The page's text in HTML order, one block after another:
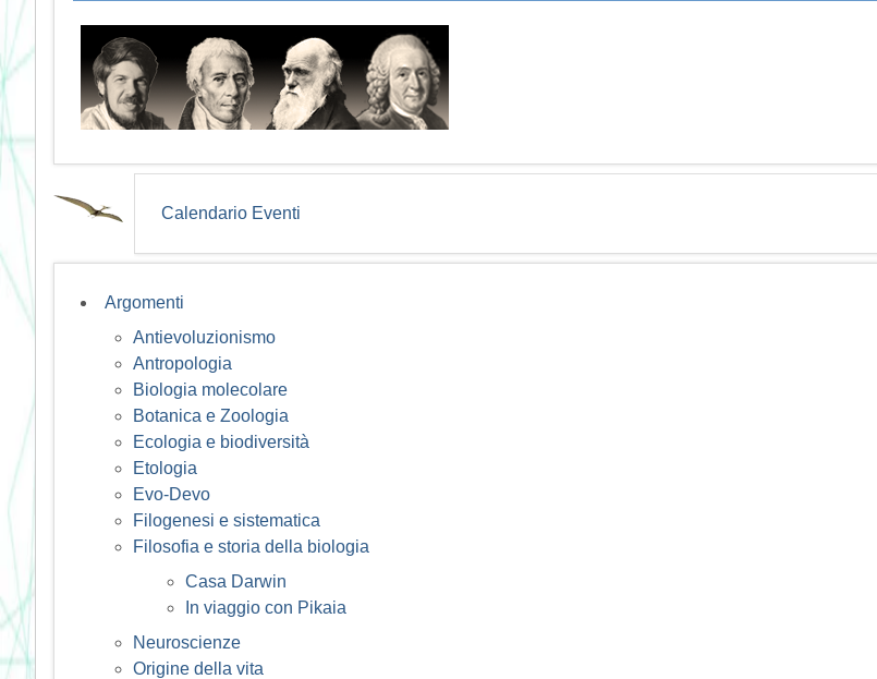
Calendario Eventi
Argomenti
Antievoluzionismo
Antropologia
Biologia molecolare
Botanica e Zoologia
Ecologia e biodiversità
Etologia
Evo-Devo
Filogenesi e sistematica
Filosofia e storia della biologia
Casa Darwin
In viaggio con Pikaia
Neuroscienze
Origine della vita